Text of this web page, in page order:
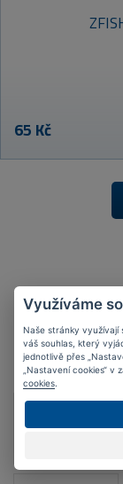
65 Kč
Využíváme
Naše stránky využívají
váš souhlas, který
jednotlivě přes
„Nastavení cookies“
cookies